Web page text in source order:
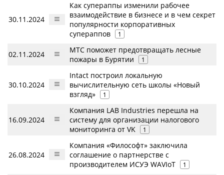
30.11.2024
Как супераппы изменили рабочее
взаимодействие в бизнесе и в чем секрет
популярности корпоративных
супераппов
1
02.11.2024
МТС поможет предотвращать лесные
пожары в Бурятии
1
30.10.2024
Intact построил локальную
вычислительную сеть школы «Новый
взгляд»
1
16.09.2024
Компания LAB Industries перешла на
систему для организации налогового
мониторинга от VK
1
26.08.2024
Компания «Философт» заключила
соглашение о партнерстве с
производителем ИСУЭ WAVIoT
1